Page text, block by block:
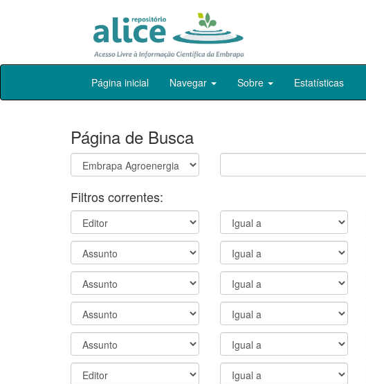
Skip
Página inicial Navegar Sobre Estatísticas
Página de Busca
Filtros correntes: